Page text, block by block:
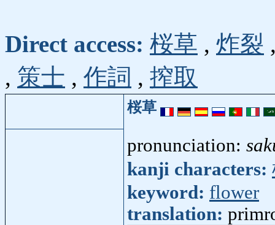
Direct access: 桜草 , 炸裂
, 策士 , 作詞 , 搾取
桜草
pronunciation:
kanji characters:
keyword: flower
translation: